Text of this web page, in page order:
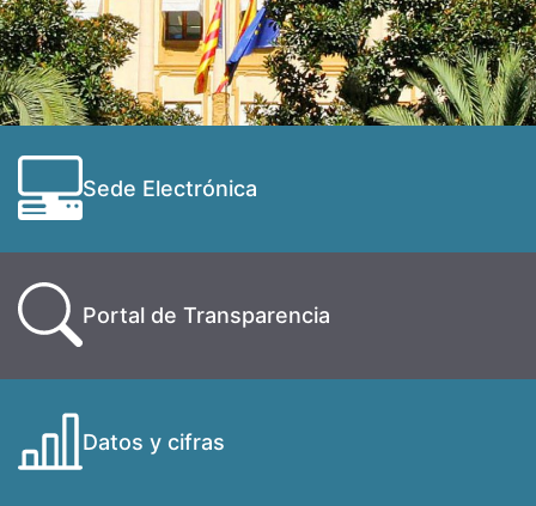
Sede Electrónica
Portal de Transparencia
Datos y cifras